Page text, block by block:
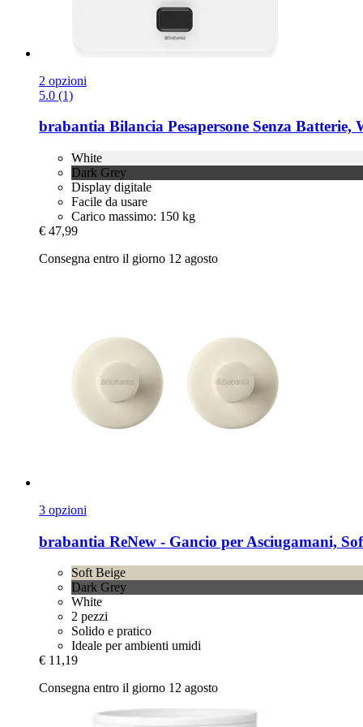
2 opzioni
5.0 (1)
brabantia Bilancia Pesapersone Senza Batterie,
White
Dark Grey
Display digitale
Facile da usare
Carico massimo: 150 kg
€ 47,99
Consegna entro il giorno 12 agosto
3 opzioni
brabantia ReNew -​ Gancio per Asciugamani,
Soft Beige
Dark Grey
White
2 pezzi
Solido e pratico
Ideale per ambienti umidi
€ 11,19
Consegna entro il giorno 12 agosto